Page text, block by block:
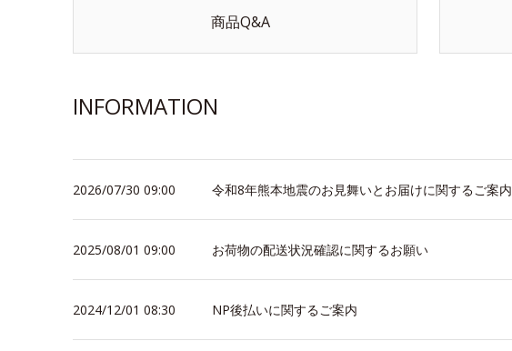
商品Q&A
INFORMATION
2026/07/30 09:00 令和8年熊本地震のお見舞いとお届けに関するご案内
2025/08/01 09:00 お荷物の配送状況確認に関するお願い
2024/12/01 08:30 NP後払いに関するご案内